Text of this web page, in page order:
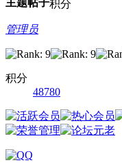
积分
管理员
积分
48780